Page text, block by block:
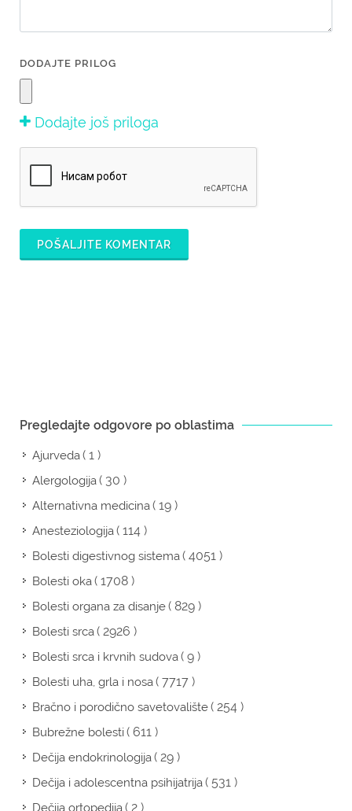
DODAJTE PRILOG
Dodajte još priloga
POŠALJITE KOMENTAR
Pregledajte odgovore po oblastima
Ajurveda( 1 )
Alergologija( 30 )
Alternativna medicina( 19 )
Anesteziologija( 114 )
Bolesti digestivnog sistema( 4051 )
Bolesti oka( 1708 )
Bolesti organa za disanje( 829 )
Bolesti srca( 2926 )
Bolesti srca i krvnih sudova( 9 )
Bolesti uha, grla i nosa( 7717 )
Bračno i porodično savetovalište( 254 )
Bubrežne bolesti( 611 )
Dečija endokrinologija( 29 )
Dečija i adolescentna psihijatrija( 531 )
Dečija ortopedija ( 2 )